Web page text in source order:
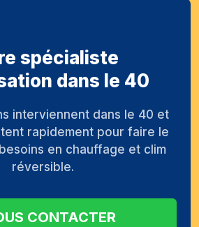
spécialiste
dans le 40
interviennent dans le 40 et
rapidement pour faire le
en chauffage et clim
réversible.
CONTACTER